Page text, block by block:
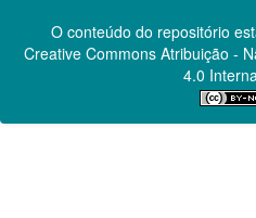
O conteúdo do repositório
Creative CommonsAtribuição -
4.0